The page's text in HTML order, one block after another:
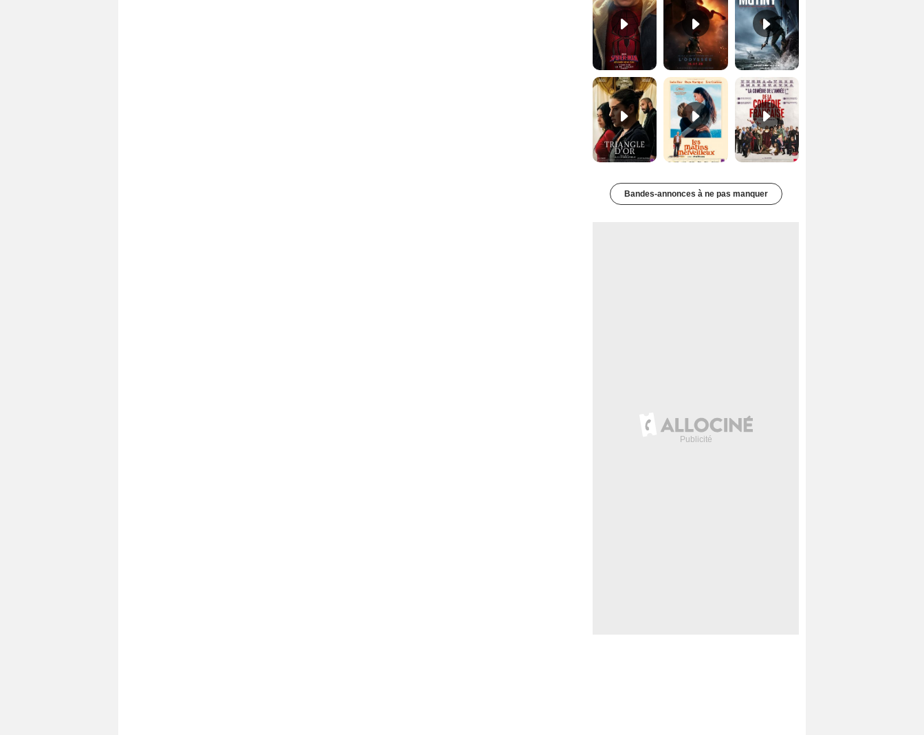
Les Matins merveilleux Bande-annonce VF De la Comédie-Française Teaser VF
Bandes-annonces à ne pas manquer